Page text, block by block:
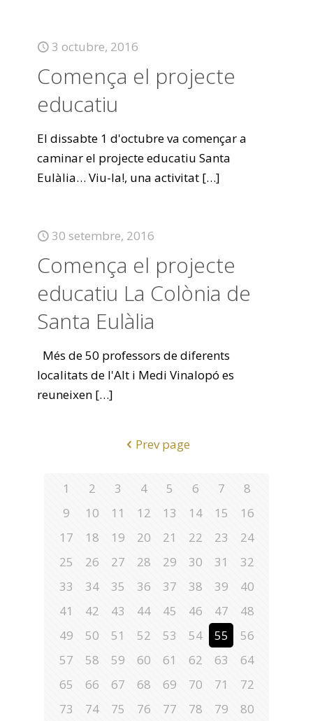
3 octubre, 2016
Comença el projecte
educatiu
El dissabte 1 d'octubre va començar a
caminar el projecte educatiu Santa
Eulàlia… Viu-la!, una activitat […]
30 setembre, 2016
Comença el projecte
educatiu La Colònia de
Santa Eulàlia
Més de 50 professors de diferents
localitats de l'Alt i Medi Vinalopó es
reuneixen […]
Prev page
1 2 3 4 5 6 7
8
9
10 11 12 13 14 15
16
17
18 19 20 21 22 23
24
25
26 27 28 29 30 31
32
33
34 35 36 37 38 39
40
41
42 43 44 45 46 47
48
49
50 51 52 53 54 55
56
57
58 59 60 61 62 63
64
65
66 67 68 69 70 71
72
73
74 75 76 77 78 79
80